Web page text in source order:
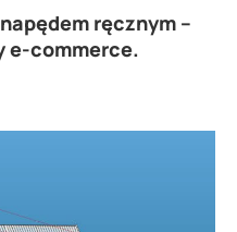
ręcznym –
e-commerce.